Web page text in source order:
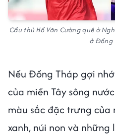
Cầu thủ Hồ Văn Cường quê ở
ở Đồng
Nếu Đồng Tháp gợi
của miền Tây sông
màu sắc đặc trưng của
xanh, núi non và